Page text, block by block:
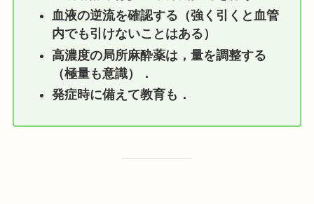
血液の逆流を確認する（強く引くと血管
内でも引けないことはある）
高濃度の局所麻酔薬は，量を調整する
（極量も意識）．
発症時に備えて教育も．